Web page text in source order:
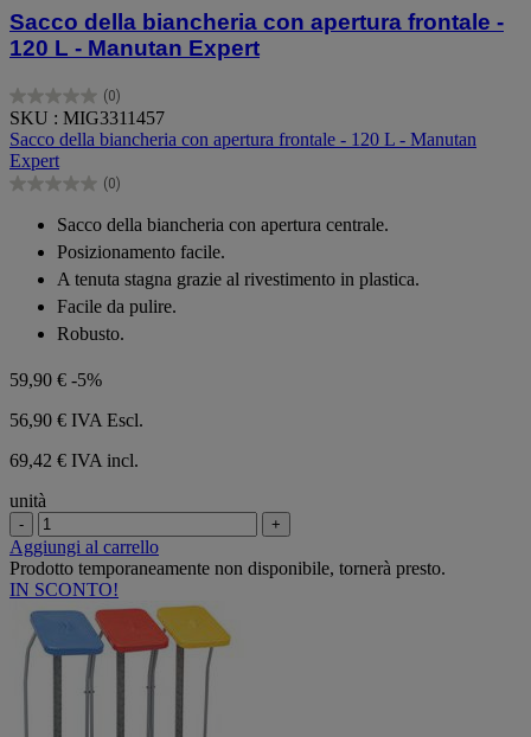
Sacco della biancheria con apertura frontale -
120 L - Manutan Expert
(0)
0.0
su
5
stelle.
SKU : MIG3311457
Sacco della biancheria con apertura frontale - 120 L - Manutan
Expert
(0)
0.0
stelle.
Sacco della biancheria con apertura centrale.
Posizionamento facile.
A tenuta stagna grazie al rivestimento in plastica.
Facile da pulire.
Robusto.
59,90 € -5%
56,90 € IVA Escl.
69,42 € IVA incl.
unità
- +
Aggiungi al carrello
Prodotto temporaneamente non disponibile, tornerà presto.
IN SCONTO!